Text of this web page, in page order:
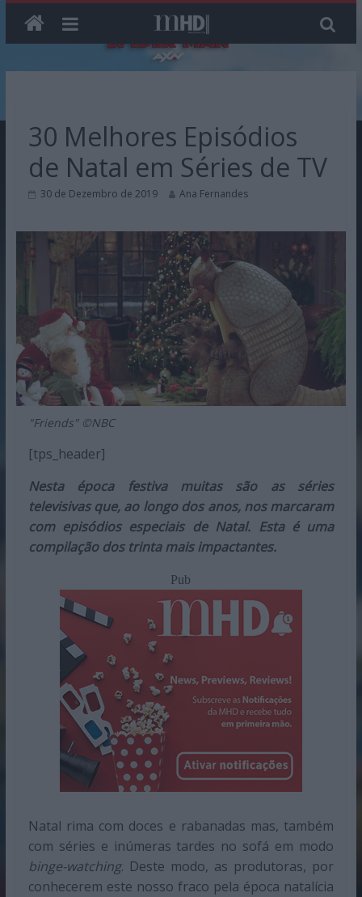
content30 Melhores Episódios
de Natal em Séries de TV
30 de Dezembro de 2019 Ana Fernandes
"Friends" ©NBC
[tps_header]
Nesta época festiva muitas são as séries
televisivas que, ao longo dos anos, nos marcaram
com episódios especiais de Natal. Esta é uma
compilação dos trinta mais impactantes.
Pub
Natal rima com doces e rabanadas mas, também
com séries e inúmeras tardes no sofá em modo
binge-watching. Deste modo, as produtoras, por
conhecerem este nosso fraco pela época natalícia